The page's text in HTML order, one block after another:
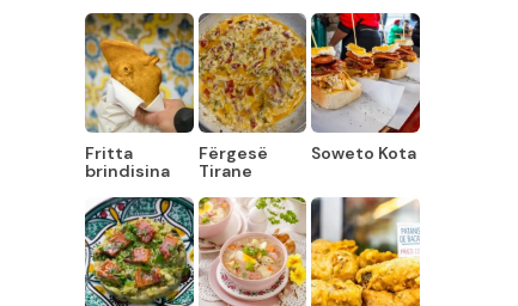
Fritta
brindisina
Fërgesë
Tirane
Soweto Kota